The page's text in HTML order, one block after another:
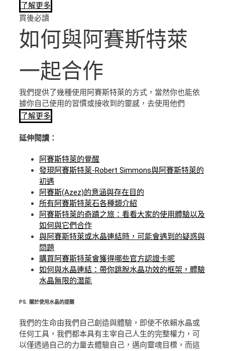
了解更多
買後必讀
如何與阿賽斯特萊
一起合作
我們提供了幾種使用阿賽斯特萊的方式，當然你也能依
據你自己使用的習慣或接收到的靈感，去使用他們
了解更多
延伸閱讀：
阿賽斯特萊的覺醒
發現阿賽斯特萊-Robert Simmons與阿賽斯特萊的
初遇
阿賽斯(Azez)的意涵與存在目的
所有阿賽斯特萊石各種類介紹
阿賽斯特萊的奇蹟之旅：看看大家的使用體驗以及
如何與它們合作
與阿賽斯特萊或水晶連結時，可能會遇到的疑惑與
問題
購買阿賽斯特萊會獲得哪些官方認證卡呢
如何與水晶連結：帶你跳脫水晶功效的框架，體驗
水晶無限的潛能
PS. 關於使用水晶的提醒
我們的生命由我們自己創造與體驗，即使不依賴水晶或
任何工具，我們都本具有主宰自己人生的完整權力，可
以僅透過自己的力量去體驗自己，邁向靈魂目標，而這